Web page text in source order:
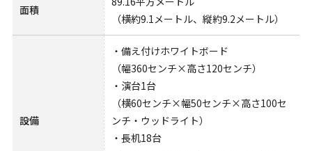
面積
（横約9.1メートル、縦約9.2メートル）
設備
・備え付けホワイトボード
（幅360センチ×高さ120センチ）
・演台1台
（横60センチ×幅50センチ×高さ100セ
ンチ・ウッドライト）
・長机18台